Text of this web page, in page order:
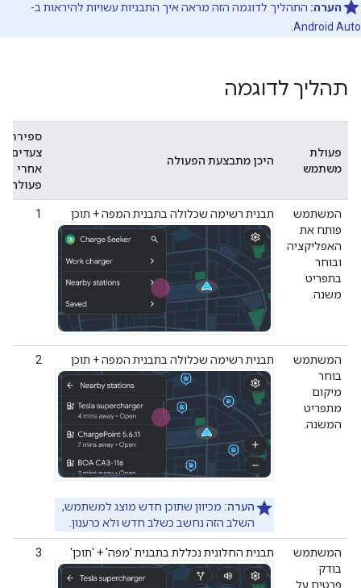
הערה: התהליך לדוגמה הזה מראה איך התבניות עשויות להיראות ב-
Android Auto.
תהליך לדוגמה
פעולת
משתמש
היכן מתבצעת הפעולה
ספירת
צעדים
אחרי
פעולה
המשתמש
פותח את
האפליקציה
ובוחר
בתפריט
משנה.
תבנית רשימה שכלולה בתבנית המפה + תוכן 1
המשתמש
בוחר
מיקום
מתפריט
המשנה.
תבנית רשימה שכלולה בתבנית המפה + תוכן
הערה: מכיוון שתוכן חדש מוצג למשתמש,
השלב הזה נחשב כשלב חדש ולא כרענון.
2
המשתמש
בודק
פרטים על
תבנית החלונית נכללת בתבנית 'מפה' + 'תוכן' 3